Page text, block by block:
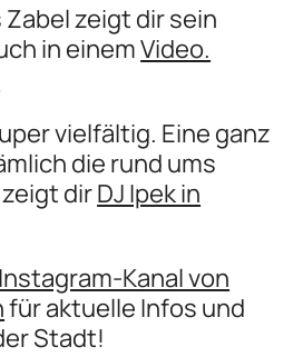
zeigt dir sein
in einemVideo.
vielfältig. Eine ganz
die rund ums
dirDJ Ipek in
Instagram-Kanal von
für aktuelle Infos und
Stadt!